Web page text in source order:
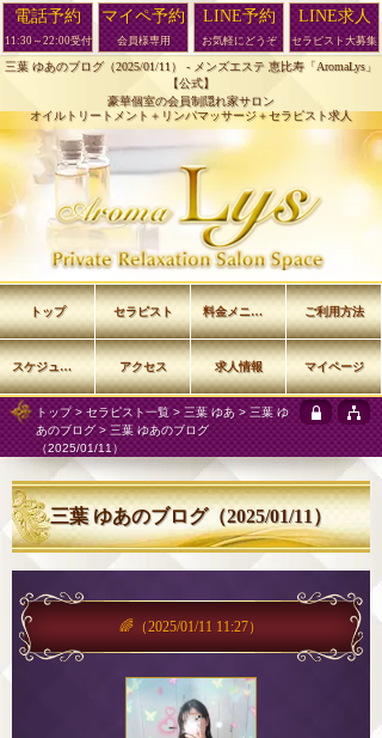
三葉 ゆあのブログ（2025/01/11） - メンズエステ 恵比寿「AromaLys」
【公式】
豪華個室の会員制隠れ家サロン
オイルトリートメント＋リンパマッサージ＋セラピスト求人
トップ> セラピスト一覧 >三葉 ゆあ >三葉 ゆ
あのブログ> 三葉 ゆあのブログ
（2025/01/11）
三葉 ゆあのブログ（2025/01/11）
🌈 （2025/01/11 11:27）
トップ セラピスト 料金メニュー ご利用方法
スケジュール アクセス 求人情報 マイページ
電話予約
11:30～22:00受付
マイペ予約
会員様専用
LINE予約
お気軽にどうぞ
LINE求人
セラピスト大募集